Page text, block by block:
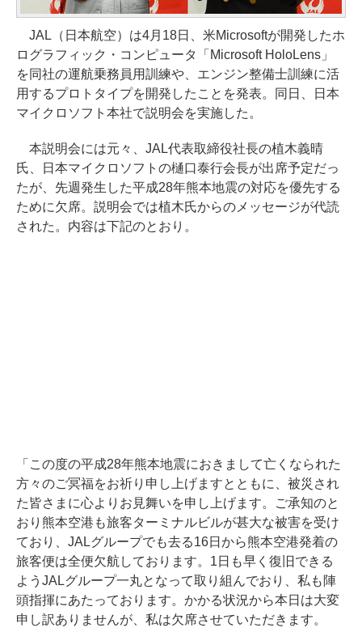
JAL（日本航空）は4月18日、米Microsoftが開発したホ
ログラフィック・コンピュータ「Microsoft HoloLens」
を同社の運航乗務員用訓練や、エンジン整備士訓練に活
用するプロトタイプを開発したことを発表。同日、日本
マイクロソフト本社で説明会を実施した。
本説明会には元々、JAL代表取締役社長の植木義晴
氏、日本マイクロソフトの樋口泰行会長が出席予定だっ
たが、先週発生した平成28年熊本地震の対応を優先する
ために欠席。説明会では植木氏からのメッセージが代読
された。内容は下記のとおり。
「この度の平成28年熊本地震におきまして亡くなられた
方々のご冥福をお祈り申し上げますとともに、被災され
た皆さまに心よりお見舞いを申し上げます。ご承知のと
おり熊本空港も旅客ターミナルビルが甚大な被害を受け
ており、JALグループでも去る16日から熊本空港発着の
旅客便は全便欠航しております。1日も早く復旧できる
ようJALグループ一丸となって取り組んでおり、私も陣
頭指揮にあたっております。かかる状況から本日は大変
申し訳ありませんが、私は欠席させていただきます。